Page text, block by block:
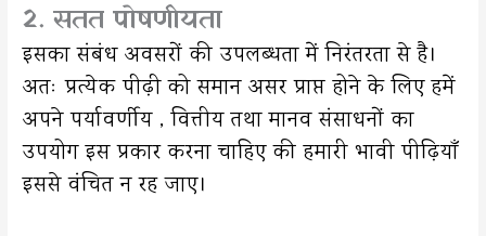
2. सतत पोषणीयता
इसका संबंध अवसरों की उपलब्धता में निरंतरता से है।
अतः प्रत्येक पीढ़ी को समान असर प्राप्त होने के लिए हमें
अपने पर्यावर्णीय , वित्तीय तथा मानव संसाधनों का
उपयोग इस प्रकार करना चाहिए की हमारी भावी पीढ़ियाँ
इससे वंचित न रह जाए।